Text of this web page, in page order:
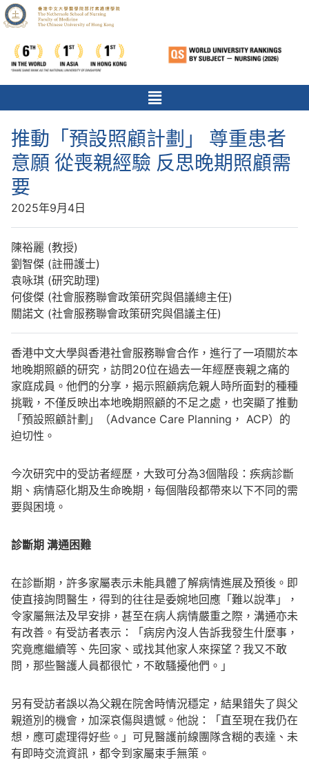
推動「預設照顧計劃」 尊重患者
意願 從喪親經驗 反思晚期照顧需
要
2025年9月4日
陳裕麗 (教授)
劉智傑 (註冊護士)
袁咏琪 (研究助理)
何俊傑 (社會服務聯會政策研究與倡議總主任)
關諾文 (社會服務聯會政策研究與倡議主任)
香港中文大學與香港社會服務聯會合作，進行了一項關於本
地晚期照顧的研究，訪問20位在過去一年經歷喪親之痛的
家庭成員。他們的分享，揭示照顧病危親人時所面對的種種
挑戰，不僅反映出本地晚期照顧的不足之處，也突顯了推動
「預設照顧計劃」（Advance Care Planning， ACP）的
迫切性。
今次研究中的受訪者經歷，大致可分為3個階段：疾病診斷
期、病情惡化期及生命晚期，每個階段都帶來以下不同的需
要與困境。
診斷期 溝通困難
在診斷期，許多家屬表示未能具體了解病情進展及預後。即
使直接詢問醫生，得到的往往是委婉地回應「難以說準」，
令家屬無法及早安排，甚至在病人病情嚴重之際，溝通亦未
有改善。有受訪者表示：「病房內沒人告訴我發生什麼事，
究竟應繼續等、先回家、或找其他家人來探望？我又不敢
問，那些醫護人員都很忙，不敢騷擾他們。」
另有受訪者誤以為父親在院舍時情況穩定，結果錯失了與父
親道別的機會，加深哀傷與遺憾。他說：「直至現在我仍在
想，應可處理得好些。」可見醫護前線團隊含糊的表達、未
有即時交流資訊，都令到家屬束手無策。